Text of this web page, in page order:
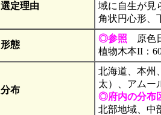
選定理由
域に自生が見
角状円心形、
形態
◎参照 原色
植物木本II：
分布
北海道、本州
太）、アムー
◎府内の分布
北部地域、中